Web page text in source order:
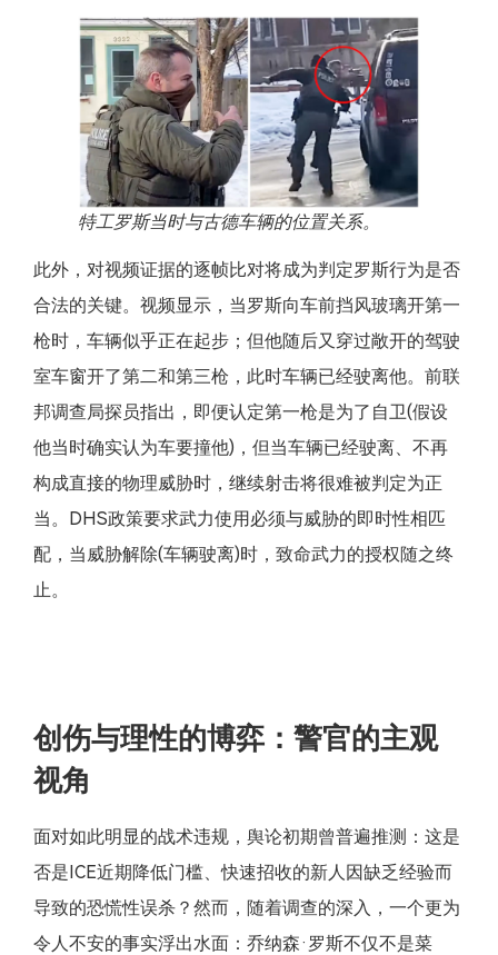
特工罗斯当时与古德车辆的位置关系。
此外，对视频证据的逐帧比对将成为判定罗斯行为是否
合法的关键。视频显示，当罗斯向车前挡风玻璃开第一
枪时，车辆似乎正在起步；但他随后又穿过敞开的驾驶
室车窗开了第二和第三枪，此时车辆已经驶离他。前联
邦调查局探员指出，即便认定第一枪是为了自卫(假设
他当时确实认为车要撞他)，但当车辆已经驶离、不再
构成直接的物理威胁时，继续射击将很难被判定为正
当。DHS政策要求武力使用必须与威胁的即时性相匹
配，当威胁解除(车辆驶离)时，致命武力的授权随之终
止。
创伤与理性的博弈：警官的主观
视角
面对如此明显的战术违规，舆论初期曾普遍推测：这是
否是ICE近期降低门槛、快速招收的新人因缺乏经验而
导致的恐慌性误杀？然而，随着调查的深入，一个更为
令人不安的事实浮出水面：乔纳森·罗斯不仅不是菜